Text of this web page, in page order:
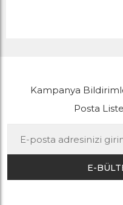
Kampanya
Posta
E-